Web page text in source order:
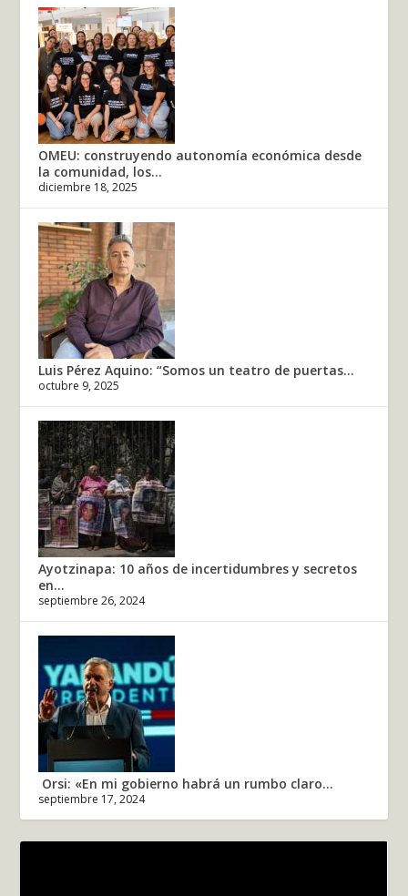
OMEU: construyendo autonomía económica desde
la comunidad, los...
diciembre 18, 2025
Luis Pérez Aquino: “Somos un teatro de puertas...
octubre 9, 2025
Ayotzinapa: 10 años de incertidumbres y secretos
en...
septiembre 26, 2024
Orsi: «En mi gobierno habrá un rumbo claro...
septiembre 17, 2024